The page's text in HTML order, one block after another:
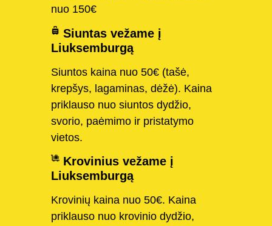
nuo 150€
Siuntas vežame į
Liuksemburgą
Siuntos kaina nuo 50€ (tašė,
krepšys, lagaminas, dėžė). Kaina
priklauso nuo siuntos dydžio,
svorio, paėmimo ir pristatymo
vietos.
Krovinius vežame į
Liuksemburgą
Krovinių kaina nuo 50€. Kaina
priklauso nuo krovinio dydžio,